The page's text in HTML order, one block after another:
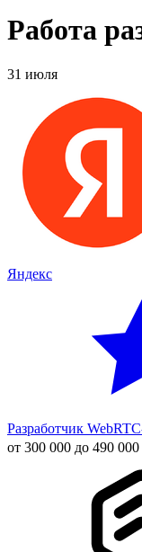
Работа
31 июля
Яндекс
Разработчик
от 300 000 до 490